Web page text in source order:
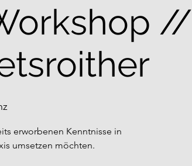
//
erworbenen Kenntnisse in
umsetzen möchten.